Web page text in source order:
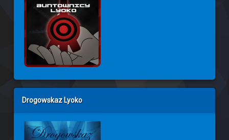
Drogowskaz Lyoko